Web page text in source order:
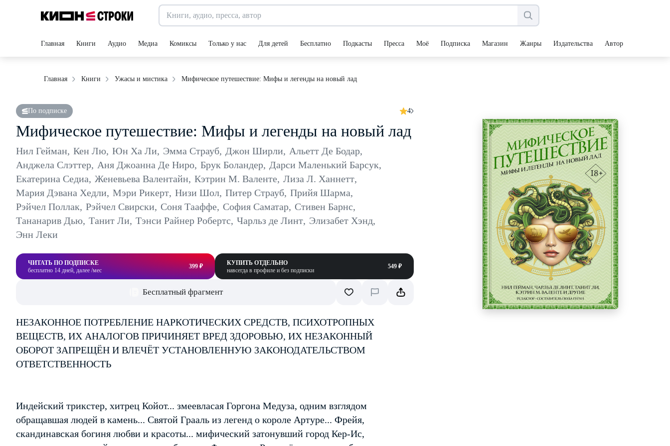
Главная Книги Аудио Медиа Комиксы Только у нас Для детей Бесплатно Подкасты Пресса Моё Подписка Магазин Жанры Издательства Авторы
Главная Книги Ужасы и мистика Мифическое путешествие: Мифы и легенды на новый лад
По подписке 4
Мифическое путешествие: Мифы и легенды на новый лад
Нил Гейман, Кен Лю, Юн Ха Ли, Эмма Страуб, Джон Ширли, Альетт Де Бодар,
Анджела Слэттер, Аня Джоанна Де Ниро, Брук Боландер, Дарси Маленький Барсук,
Екатерина Седиа, Женевьева Валентайн, Кэтрин М. Валенте, Лиза Л. Ханнетт,
Мария Дэвана Хедли, Мэри Рикерт, Низи Шол, Питер Страуб, Прийя Шарма,
Рэйчел Поллак, Рэйчел Свирски, Соня Тааффе, София Саматар, Стивен Барнс,
Тананарив Дью, Танит Ли, Тэнси Райнер Робертс, Чарльз де Линт, Элизабет Хэнд,
Энн Леки
ЧИТАТЬ ПО ПОДПИСКЕ
бесплатно 14 дней, далее /мес
399 ₽
КУПИТЬ ОТДЕЛЬНО
навсегда в профиле и без подписки
549 ₽
Бесплатный фрагмент
НЕЗАКОННОЕ ПОТРЕБЛЕНИЕ НАРКОТИЧЕСКИХ СРЕДСТВ, ПСИХОТРОПНЫХ
ВЕЩЕСТВ, ИХ АНАЛОГОВ ПРИЧИНЯЕТ ВРЕД ЗДОРОВЬЮ, ИХ НЕЗАКОННЫЙ
ОБОРОТ ЗАПРЕЩЁН И ВЛЕЧЁТ УСТАНОВЛЕННУЮ ЗАКОНОДАТЕЛЬСТВОМ
ОТВЕТСТВЕННОСТЬ
Индейский трикстер, хитрец Койот... змеевласая Горгона Медуза, одним взглядом
обращавшая людей в камень... Святой Грааль из легенд о короле Артуре... Фрейя,
скандинавская богиня любви и красоты... мифический затонувший город Кер-Ис,